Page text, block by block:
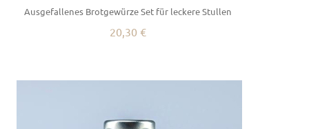
Ausgefallenes Brotgewürze Set für leckere Stullen
20,30 €